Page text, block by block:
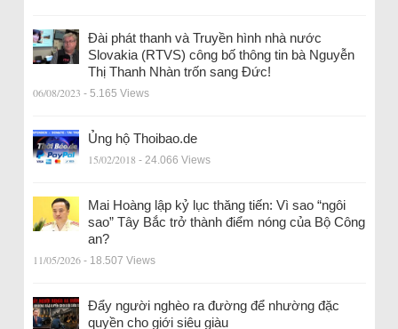
Đài phát thanh và Truyền hình nhà nước
Slovakia (RTVS) công bố thông tin bà Nguyễn
Thị Thanh Nhàn trốn sang Đức!
06/08/2023 - 5.165 Views
Ủng hộ Thoibao.de
15/02/2018 - 24.066 Views
Mai Hoàng lập kỷ lục thăng tiến: Vì sao “ngôi
sao” Tây Bắc trở thành điểm nóng của Bộ Công
an?
11/05/2026 - 18.507 Views
Đẩy người nghèo ra đường để nhường đặc
quyền cho giới siêu giàu